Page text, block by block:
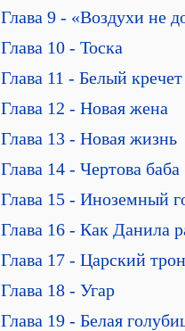
Глава 9 - «Воздухи не
Глава 10 - Тоска
Глава 11 - Белый кречет
Глава 12 - Новая жена
Глава 13 - Новая жизнь
Глава 14 - Чертова баба
Глава 15 - Иноземный
Глава 16 - Как Данила
Глава 17 - Царский
Глава 18 - Угар
Глава 19 - Белая